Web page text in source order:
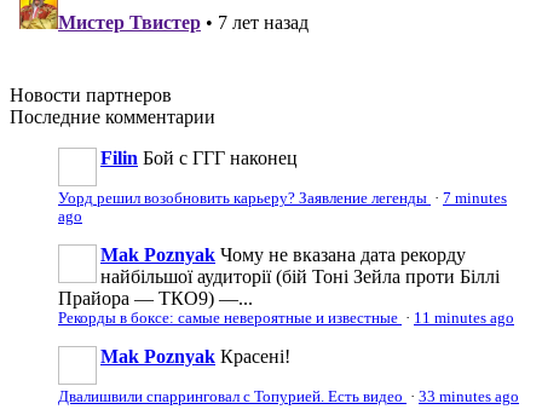
Новости партнеров
Последние комментарии
Filin Бой с ГГГ наконец
Уорд решил возобновить карьеру? Заявление легенды · 7 minutes
ago
Mak Poznyak Чому не вказана дата рекорду
найбільшої аудиторії (бій Тоні Зейла проти Біллі
Прайора — ТКО9) —...
Рекорды в боксе: самые невероятные и известные · 11 minutes ago
Mak Poznyak Красені!
Двалишвили спарринговал с Топурией. Есть видео · 33 minutes ago